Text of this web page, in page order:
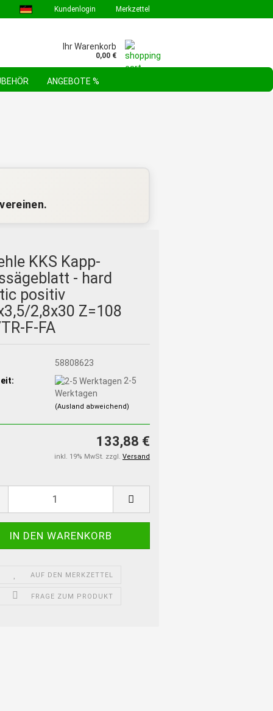
Kundenlogin Merkzettel
Ihr Warenkorb
0,00 €
ANGEBOTE %
KKS Kapp-
- hard
positiv
2,8x30 Z=108
F-FA
58808623
2-5
Werktagen
(Ausland abweichend)
133,88 €
inkl. 19% MwSt. zzgl. Versand
AUF DEN MERKZETTEL
FRAGE ZUM PRODUKT